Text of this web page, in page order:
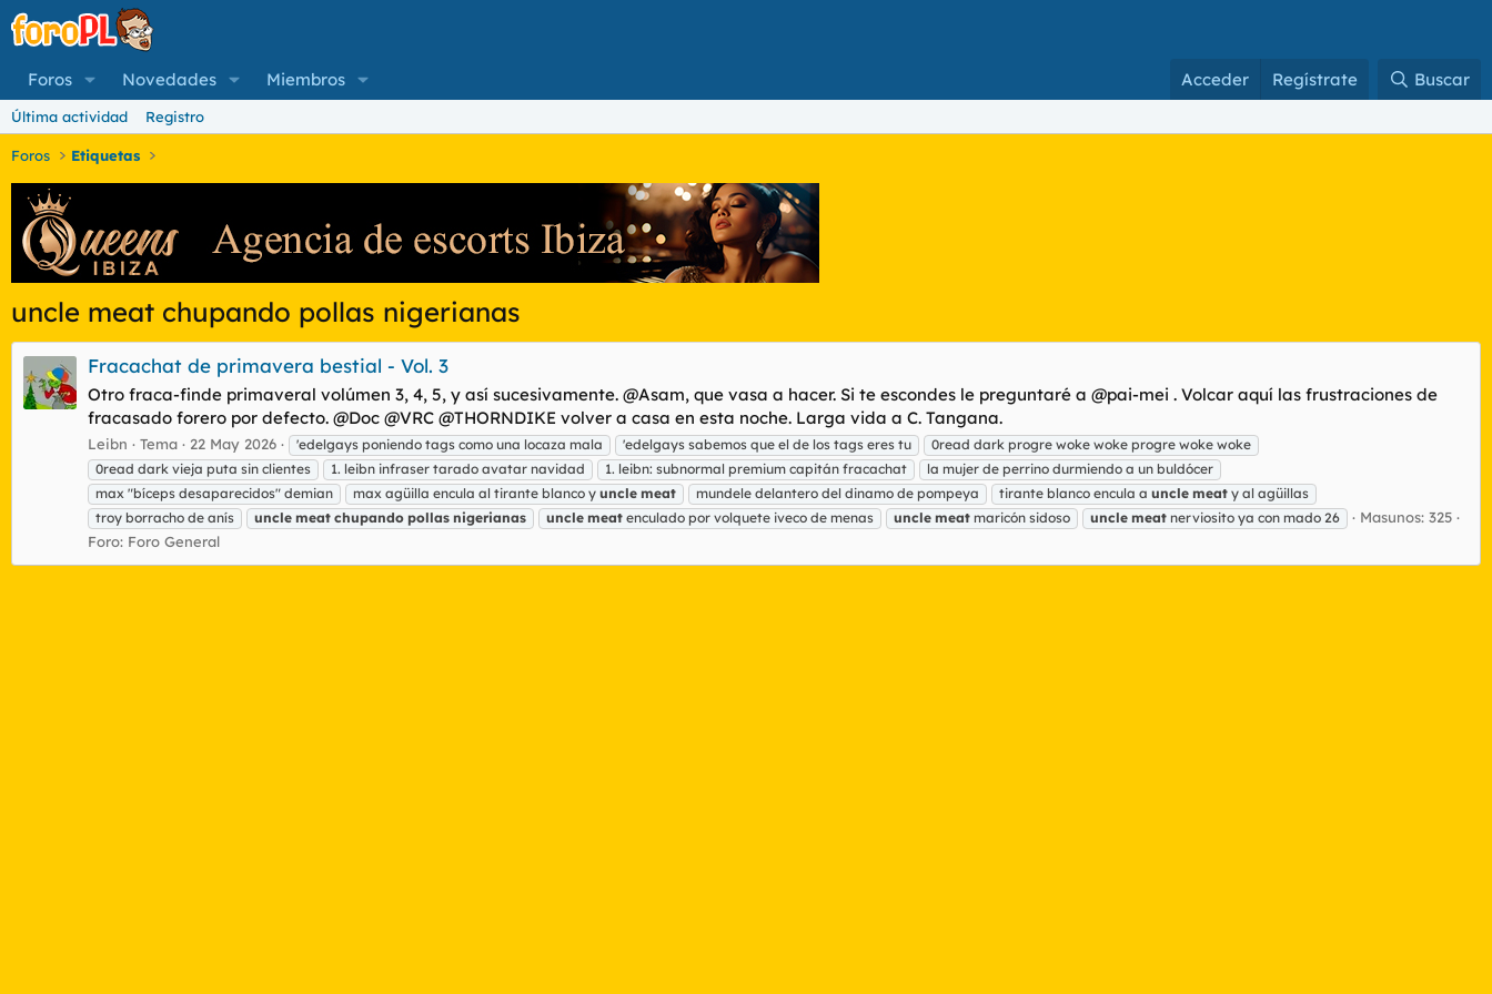
Foros Novedades Miembros Acceder Regístrate Buscar
Última actividad Registro
Foros Etiquetas
uncle meat chupando pollas nigerianas
Fracachat de primavera bestial - Vol. 3
Otro fraca-finde primaveral volúmen 3, 4, 5, y así sucesivamente. @Asam, que vasa a hacer. Si te escondes le preguntaré a @pai-mei . Volcar aquí las frustraciones de
fracasado forero por defecto. @Doc @VRC @THORNDIKE volver a casa en esta noche. Larga vida a C. Tangana.
Leibn Tema 22 May 2026 'edelgays poniendo tags como una locaza mala 'edelgays sabemos que el de los tags eres tu
0read dark progre woke woke progre woke woke
0read dark vieja puta sin clientes
1. leibn infraser tarado avatar navidad 1. leibn: subnormal premium capitán fracachat
la mujer de perrino durmiendo a un buldócer
max "bíceps desaparecidos" demian
max agüilla encula al tirante blanco y uncle meat mundele delantero del dinamo de pompeya tirante blanco encula a uncle meat y al agüillas
troy borracho de anís
uncle meat chupando pollas nigerianas uncle meat enculado por volquete iveco de menas uncle meat maricón sidoso uncle meat nerviosito ya con mado 26
Masunos: 325
Foro: Foro General